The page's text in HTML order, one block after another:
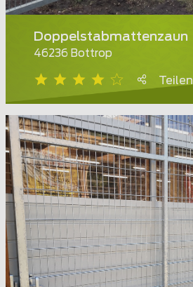
Doppelstabmattenzaun
46236 Bottrop
Teilen